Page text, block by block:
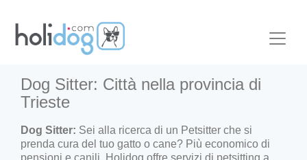
Dog Sitter: Città nella provincia di
Trieste
Dog Sitter: Sei alla ricerca di un Petsitter che si
prenda cura del tuo gatto o cane? Più economico di